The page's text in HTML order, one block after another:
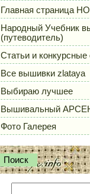
Главная страница
Народный Учебник
(путеводитель)
Статьи и конкурсные
Все вышивки zlataya
Выбираю лучшее
Вышивальный
Фото Галерея
Поиск